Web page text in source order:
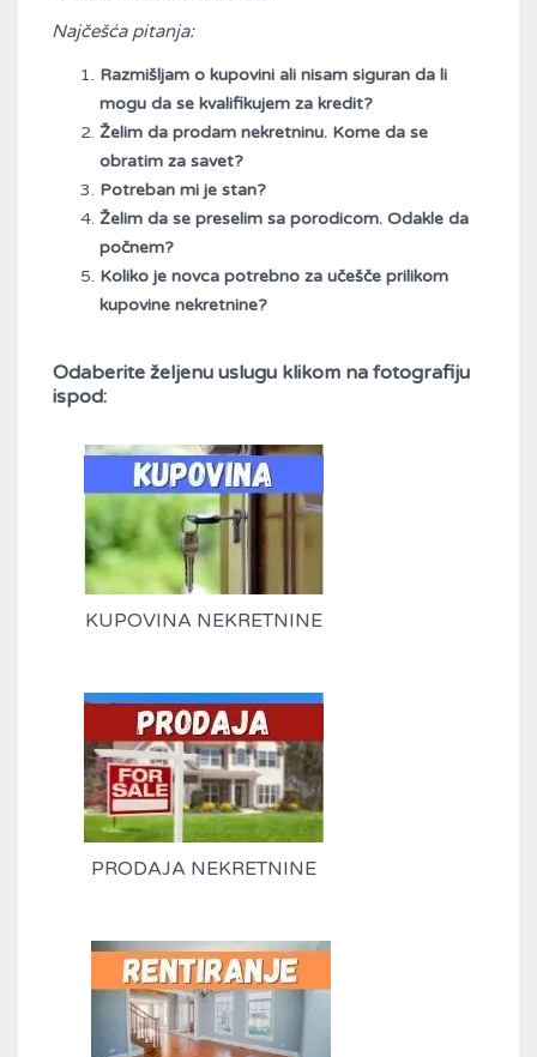
Najčešća pitanja:
Razmišljam o kupovini ali nisam siguran da li
mogu da se kvalifikujem za kredit?
Želim da prodam nekretninu. Kome da se
obratim za savet?
Potreban mi je stan?
Želim da se preselim sa porodicom. Odakle da
počnem?
Koliko je novca potrebno za učešče prilikom
kupovine nekretnine?
Odaberite željenu uslugu klikom na fotografiju
ispod:
KUPOVINA NEKRETNINE
PRODAJA NEKRETNINE